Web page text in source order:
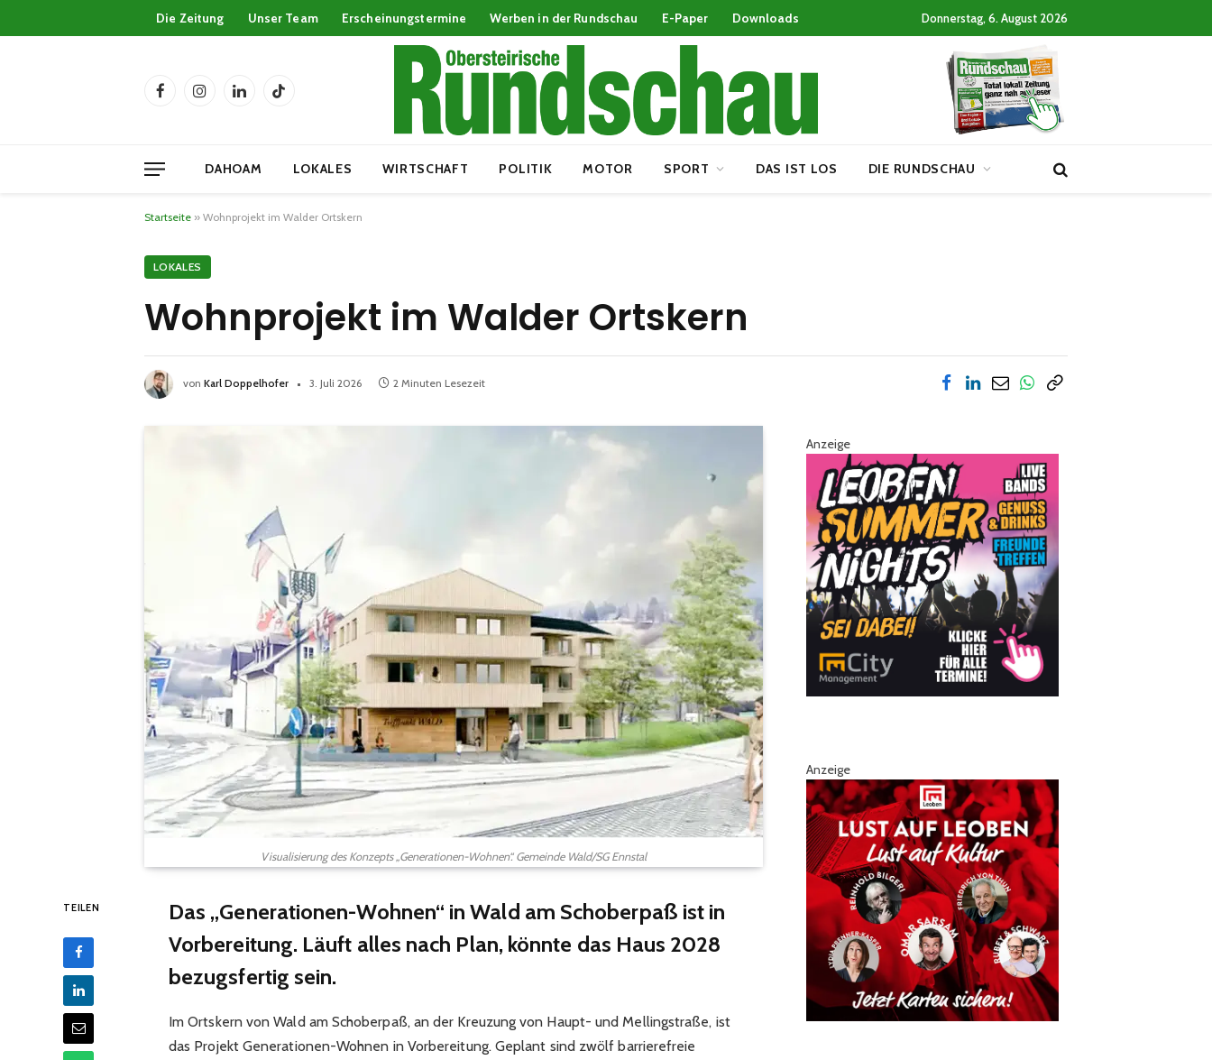
Die Zeitung Unser Team Erscheinungstermine Werben in der Rundschau E-Paper Downloads Donnerstag, 6. August 2026
FacebookInstagramLinkedInTikTok
DAHOAM LOKALES WIRTSCHAFT POLITIK MOTOR SPORT DAS IST LOS DIE RUNDSCHAU
Startseite » Wohnprojekt im Walder Ortskern
LOKALES
Wohnprojekt im Walder Ortskern
von Karl Doppelhofer 3. Juli 2026 2 Minuten Lesezeit
Visualisierung des Konzepts „Generationen-Wohnen“. Gemeinde Wald/SG Ennstal
TEILEN
Das „Generationen-Wohnen“ in Wald am Schoberpaß ist in
Vorbereitung. Läuft alles nach Plan, könnte das Haus 2028
bezugsfertig sein.
Im Ortskern von Wald am Schoberpaß, an der Kreuzung von Haupt- und Mellingstraße, ist
das Projekt Generationen-Wohnen in Vorbereitung. Geplant sind zwölf barrierefreie
Anzeige
Anzeige